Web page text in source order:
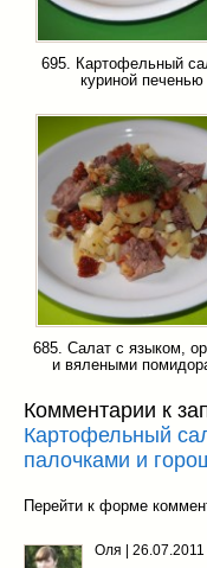
695. Картофельный
куриной печенью
685. Салат с языком,
и вялеными
Комментарии к
Картофельный
палочками и
Перейти к форме
Оля